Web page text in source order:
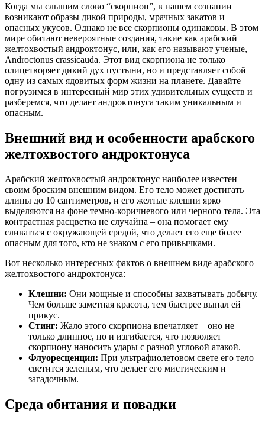
Когда мы слышим слово “скорпион”, в нашем сознании
возникают образы дикой природы, мрачных закатов и
опасных укусов. Однако не все скорпионы одинаковы. В этом
мире обитают невероятные создания, такие как арабский
желтохвостый андроктонус, или, как его называют ученые,
Androctonus crassicauda. Этот вид скорпиона не только
олицетворяет дикий дух пустыни, но и представляет собой
одну из самых ядовитых форм жизни на планете. Давайте
погрузимся в интересный мир этих удивительных существ и
разберемся, что делает андроктонуса таким уникальным и
опасным.
Внешний вид и особенности арабского
желтохвостого андроктонуса
Арабский желтохвостый андроктонус наиболее известен
своим броским внешним видом. Его тело может достигать
длины до 10 сантиметров, и его желтые клешни ярко
выделяются на фоне темно-коричневого или черного тела. Эта
контрастная расцветка не случайна – она помогает ему
сливаться с окружающей средой, что делает его еще более
опасным для того, кто не знаком с его привычками.
Вот несколько интересных фактов о внешнем виде арабского
желтохвостого андроктонуса:
Клешни: Они мощные и способны захватывать добычу.
Чем больше заметная красота, тем быстрее выпал ей
прикус.
Стинг: Жало этого скорпиона впечатляет – оно не
только длинное, но и изгибается, что позволяет
скорпиону наносить удары с разной угловой атакой.
Флуоресценция: При ультрафиолетовом свете его тело
светится зеленым, что делает его мистическим и
загадочным.
Среда обитания и повадки